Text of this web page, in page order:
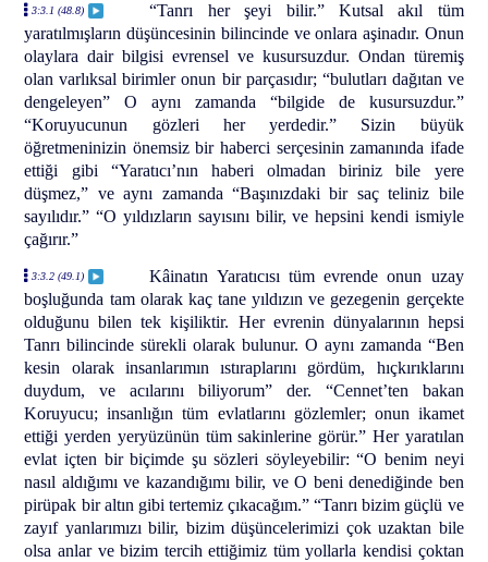
3:3.1 (48.8)
“Tanrı her şeyi bilir.” Kutsal akıl tüm
yaratılmışların düşüncesinin bilincinde ve onlara aşinadır. Onun
olaylara dair bilgisi evrensel ve kusursuzdur. Ondan türemiş
olan varlıksal birimler onun bir parçasıdır; “bulutları dağıtan ve
dengeleyen” O aynı zamanda “bilgide de kusursuzdur.”
“Koruyucunun gözleri her yerdedir.” Sizin büyük
öğretmeninizin önemsiz bir haberci serçesinin zamanında ifade
ettiği gibi “Yaratıcı’nın haberi olmadan biriniz bile yere
düşmez,” ve aynı zamanda “Başınızdaki bir saç teliniz bile
sayılıdır.” “O yıldızların sayısını bilir, ve hepsini kendi ismiyle
çağırır.”
3:3.2 (49.1)
Kâinatın Yaratıcısı tüm evrende onun uzay
boşluğunda tam olarak kaç tane yıldızın ve gezegenin gerçekte
olduğunu bilen tek kişiliktir. Her evrenin dünyalarının hepsi
Tanrı bilincinde sürekli olarak bulunur. O aynı zamanda “Ben
kesin olarak insanlarımın ıstıraplarını gördüm, hıçkırıklarını
duydum, ve acılarını biliyorum” der. “Cennet’ten bakan
Koruyucu; insanlığın tüm evlatlarını gözlemler; onun ikamet
ettiği yerden yeryüzünün tüm sakinlerine görür.” Her yaratılan
evlat içten bir biçimde şu sözleri söyleyebilir: “O benim neyi
nasıl aldığımı ve kazandığımı bilir, ve O beni denediğinde ben
pirüpak bir altın gibi tertemiz çıkacağım.” “Tanrı bizim güçlü ve
zayıf yanlarımızı bilir, bizim düşüncelerimizi çok uzaktan bile
olsa anlar ve bizim tercih ettiğimiz tüm yollarla kendisi çoktan